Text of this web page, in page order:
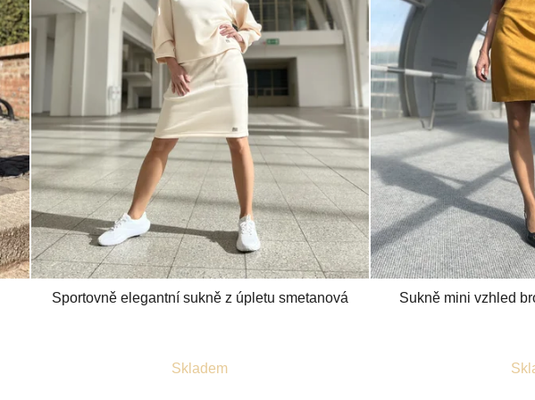
Sportovně elegantní sukně z úpletu smetanová
hodnocení
Skladem
Sukně mini vzhled